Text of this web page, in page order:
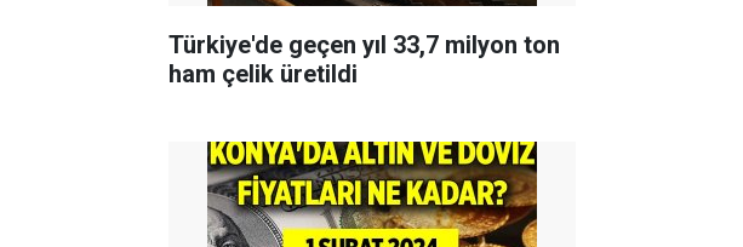
Türkiye'de geçen yıl 33,7 milyon ton
ham çelik üretildi